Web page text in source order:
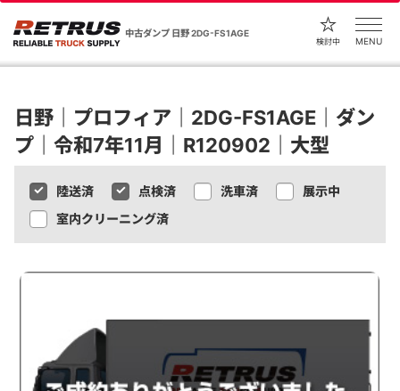
中古ダンプ 日野 2DG-FS1AGE
検討中 MENU
日野｜プロフィア｜2DG-FS1AGE｜ダン
プ｜令和7年11月｜R120902｜大型
陸送済 点検済 洗車済
展示中
室内クリーニング済